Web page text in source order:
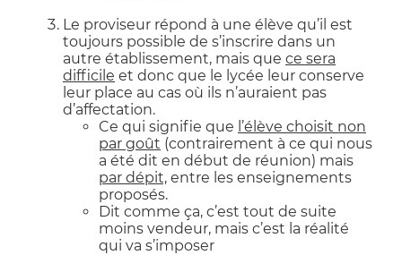
Le proviseur répond à une élève qu’il est
toujours possible de s’inscrire dans un
autre établissement, mais que ce sera
difficile et donc que le lycée leur conserve
leur place au cas où ils n’auraient pas
d’affectation.
Ce qui signifie que l’élève choisit non
par goût (contrairement à ce qui nous
a été dit en début de réunion) mais
par dépit, entre les enseignements
proposés.
Dit comme ça, c’est tout de suite
moins vendeur, mais c’est la réalité
qui va s’imposer